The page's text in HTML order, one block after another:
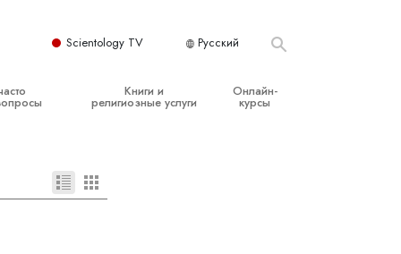
Scientology TV Русский
Книги и
религиозные услуги
Аудиокниги
Онлайн-
курсы
Динамики существования